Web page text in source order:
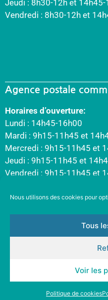
Nous utilisons des cookies pour
Tous
Voir les
Politique de cookies
Jeudi : 8h30-12h et 14h45-
Vendredi : 8h30-12h et
Agence postale
Horaires d’ouverture:
Lundi : 14h45-16h00
Mardi : 9h15-11h45 et
Mercredi : 9h15-11h45 et
Jeudi : 9h15-11h45 et
Vendredi : 9h15-11h45 et